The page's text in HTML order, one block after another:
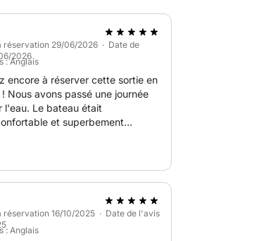
réservation 29/06/2026 · Date de
2026
: Anglais
encore à réserver cette sortie en
Nous avons passé une journée
l'eau. Le bateau était
et superbement
skipper, Ettore, a été aux petits
Nous recommandons
expérience et nous
hésiter à nouveau lors de notre
réservation 16/10/2025 · Date de l'avis
: Anglais